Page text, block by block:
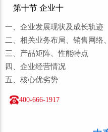
第十节 企业十
一、企业发展现状及成长轨迹
二、相关业务布局、销售网络
三、产品矩阵、性能特点
四、企业经营情况
五、核心优劣势
400-666-1917